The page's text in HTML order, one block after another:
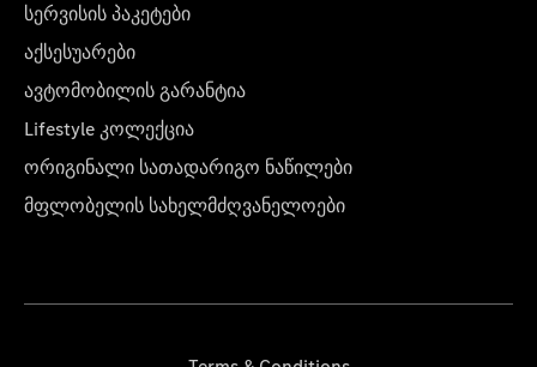
სერვისის პაკეტები
აქსესუარები
ავტომობილის გარანტია
Lifestyle კოლექცია
ორიგინალი სათადარიგო ნაწილები
მფლობელის სახელმძღვანელოები